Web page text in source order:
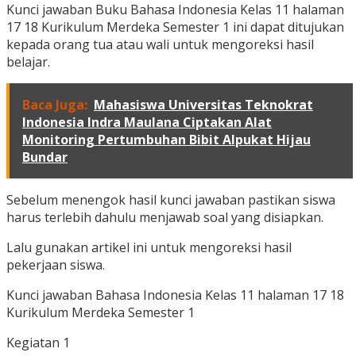
Kunci jawaban Buku Bahasa Indonesia Kelas 11 halaman
17 18 Kurikulum Merdeka Semester 1 ini dapat ditujukan
kepada orang tua atau wali untuk mengoreksi hasil
belajar.
Baca Juga: Mahasiswa Universitas Teknokrat
Indonesia Indra Maulana Ciptakan Alat
Monitoring Pertumbuhan Bibit Alpukat Hijau
Bundar
Sebelum menengok hasil kunci jawaban pastikan siswa
harus terlebih dahulu menjawab soal yang disiapkan.
Lalu gunakan artikel ini untuk mengoreksi hasil
pekerjaan siswa.
Kunci jawaban Bahasa Indonesia Kelas 11 halaman 17 18
Kurikulum Merdeka Semester 1
Kegiatan 1